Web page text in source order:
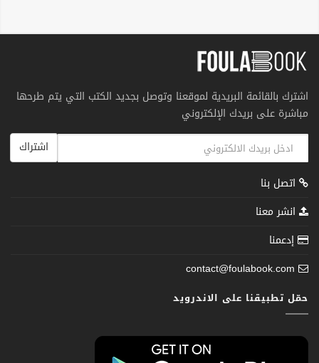
اشترك بالقائمة البريدية لموقعنا وتوصل بجديد الكتب التي يتم طرحها
مباشرة على بريدك الإلكتروني
اشتراك
اتصل بنا
انشر معنا
إدعمنا
contact@foulabook.com
حمّل تطبيقنا على الاندرويد